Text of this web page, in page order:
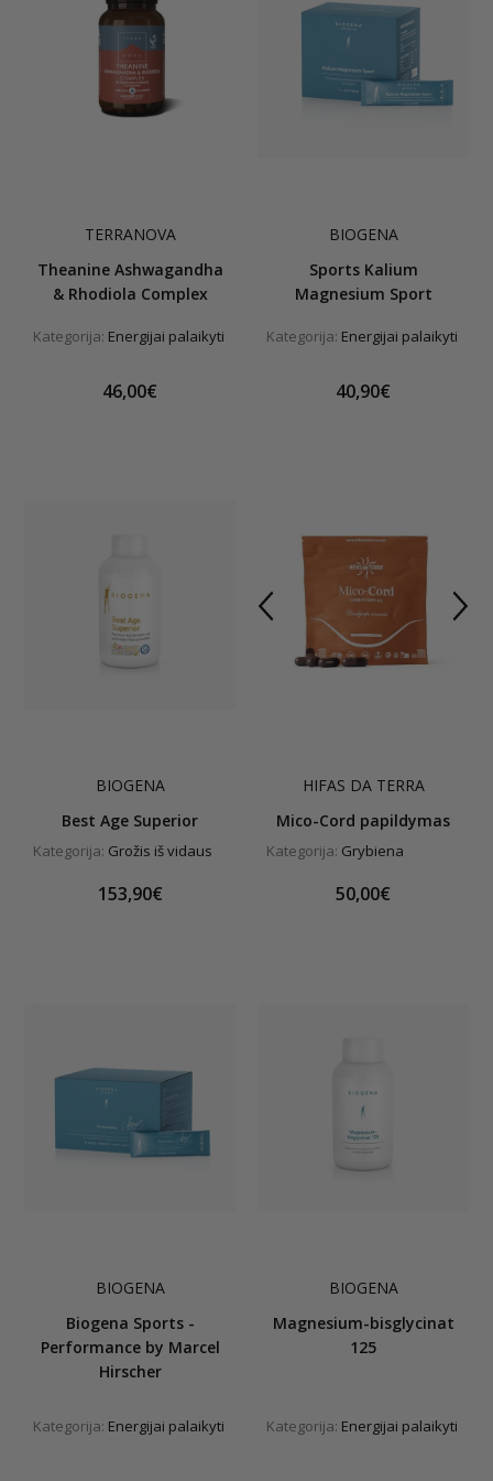
TERRANOVA
Theanine Аshwagandha
& Rhodiola Complex
Kategorija: Energijai palaikyti
46,00€
BIOGENA
Sports Kalium
Magnesium Sport
Kategorija: Energijai palaikyti
40,90€
BIOGENA
Best Age Superior
Kategorija: Grožis iš vidaus
153,90€
HIFAS DA TERRA
Mico-Cord papildymas
Kategorija: Grybiena
50,00€
BIOGENA
Biogena Sports -
Performance by Marcel
Hirscher
Kategorija: Energijai palaikyti
BIOGENA
Magnesium-bisglycinat
125
Kategorija: Energijai palaikyti